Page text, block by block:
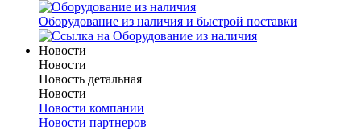
Оборудование из наличия и быстрой поставки
Новости
Новости
Новость детальная
Новости
Новости компании
Новости партнеров